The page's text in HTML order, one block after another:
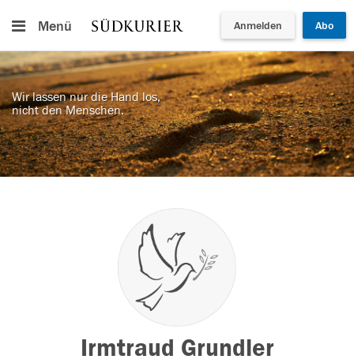
Menü Anmelden Abo
Wir lassen nur die Hand los,
nicht den Menschen.
Irmtraud Grundler